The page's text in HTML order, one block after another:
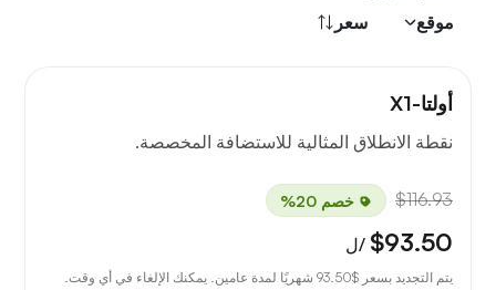
موقع
سعر
أولتا-X1
نقطة الانطلاق المثالية للاستضافة المخصصة.
$116.93 خصم 20%
$93.50 /ل
يتم التجديد بسعر $93.50 شهريًا لمدة عامين. يمكنك الإلغاء في أي وقت.